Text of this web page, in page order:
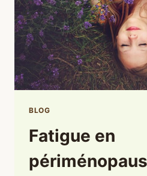
CERVEAU
DÉCROCHE
BLOG
Fatigue en